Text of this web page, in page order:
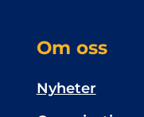
Om oss
Nyheter